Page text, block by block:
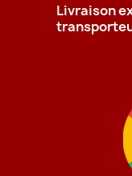
Livraison